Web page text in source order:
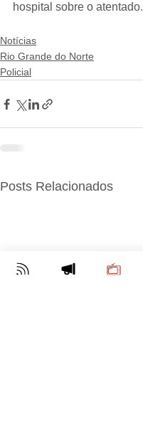
hospital sobre o atentado.
Notícias
Rio Grande do Norte
Policial
Posts Relacionados